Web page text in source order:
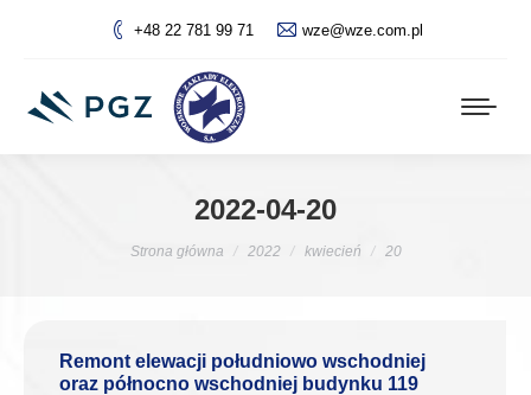
+48 22 781 99 71 wze@wze.com.pl
2022-04-20
Jesteś tutaj:
Strona główna 2022 kwiecień 20
Remont elewacji południowo wschodniej
oraz północno wschodniej budynku 119